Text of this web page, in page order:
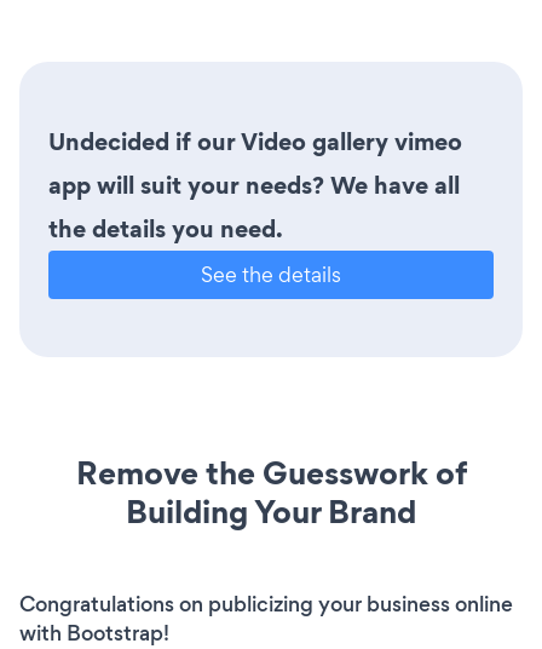
Undecided if our Video gallery vimeo
app will suit your needs? We have all
the details you need.
See the details
Remove the Guesswork of
Building Your Brand
Congratulations on publicizing your business online
with Bootstrap!